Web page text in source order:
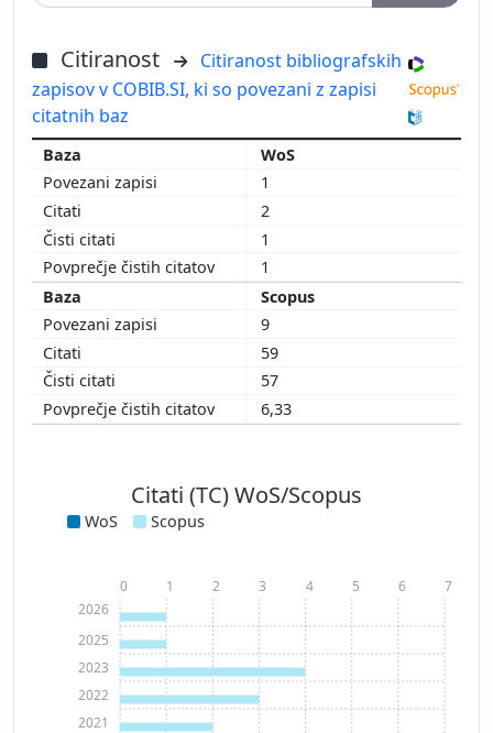
Citiranost
Citiranost bibliografskih
zapisov v COBIB.SI, ki so povezani z zapisi
citatnih baz
WoS
1
2
1
1
Scopus
9
59
57
6,33
Citati (TC) WoS/Scopus
WoS Scopus
2021
2022
2023
2025
2026
0 1 2 3 4 5 6 7